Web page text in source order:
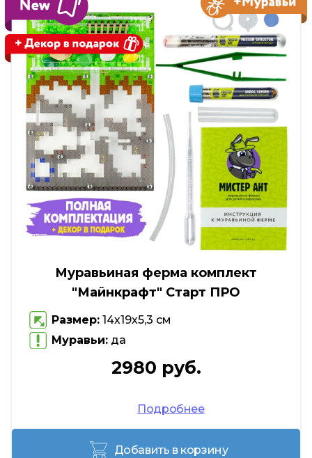
Муравьиная ферма комплект
"Майнкрафт" Старт ПРО
Размер: 14х19х5,3 см
Муравьи: да
2980 руб.
Подробнее
Добавить в корзину